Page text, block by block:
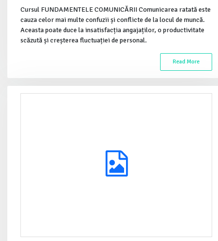
Cursul FUNDAMENTELE COMUNICĂRII Comunicarea ratată este
cauza celor mai multe confuzii și conflicte de la locul de muncă.
Aceasta poate duce la insatisfacția angajaților, o productivitate
scăzută și creșterea fluctuației de personal.
Read More